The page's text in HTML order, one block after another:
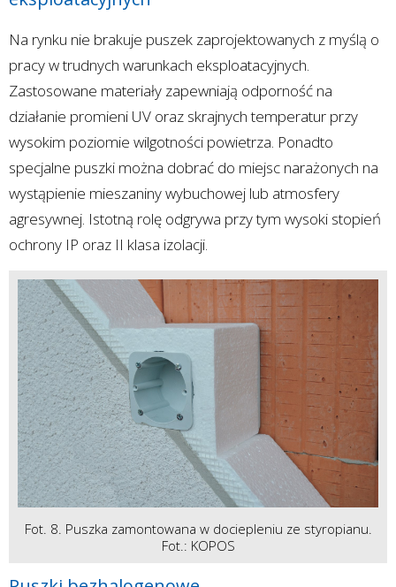
Na rynku nie brakuje puszek zaprojektowanych z myślą o
pracy w trudnych warunkach eksploatacyjnych.
Zastosowane materiały zapewniają odporność na
działanie promieni UV oraz skrajnych temperatur przy
wysokim poziomie wilgotności powietrza. Ponadto
specjalne puszki można dobrać do miejsc narażonych na
wystąpienie mieszaniny wybuchowej lub atmosfery
agresywnej. Istotną rolę odgrywa przy tym wysoki stopień
ochrony IP oraz II klasa izolacji.
Fot. 8. Puszka zamontowana w dociepleniu ze styropianu.
Fot.: KOPOS